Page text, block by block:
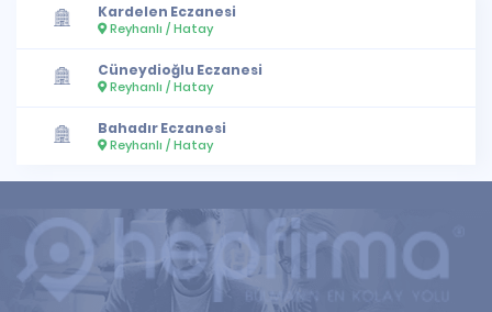
Kardelen Eczanesi
Reyhanlı / Hatay
Cüneydioğlu Eczanesi
Reyhanlı / Hatay
Bahadır Eczanesi
Reyhanlı / Hatay